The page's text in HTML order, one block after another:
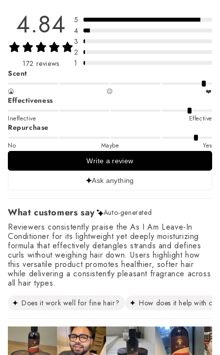
4.84
172 reviews
5
4
3
2
1
Scent
🤮 😐 ❤️
Effectiveness
Ineffective Effective
Repurchase
No Maybe Yes
Ask anything
Write a review
What customers say Auto-generated
Reviewers consistently praise the As I Am Leave-In
Conditioner for its lightweight yet deeply moisturizing
formula that effectively detangles strands and defines
curls without weighing hair down. Users highlight how
this versatile product promotes healthier, softer hair
while delivering a consistently pleasant fragrance across
all hair types.
Does it work well for fine hair? How does it help with